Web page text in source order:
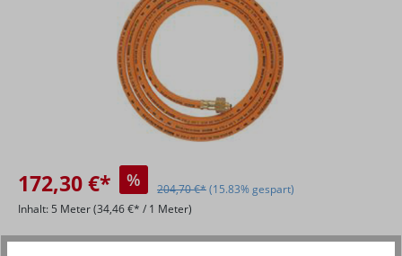
172,30 €* % 204,70 €*(15.83% gespart)
Inhalt: 5 Meter(34,46 €* / 1 Meter)